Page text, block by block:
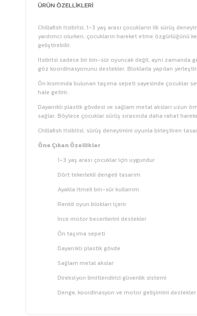
ÜRÜN ÖZELLIKLERI
Chillafish Itsibitsi, 1-3 yaş arası çocukların ilk sürüş
yardımcı olurken, çocukların hareket etme özgürlüğünü
geliştirebilir.
Itsibitsi sadece bir bin-sür oyuncak değil, aynı zamanda
göz koordinasyonunu destekler. Bloklarla yapılan
Ön kısmında bulunan taşıma sepeti sayesinde çocuklar
hale getirir.
Dayanıklı plastik gövdesi ve sağlam metal aksları uzun
sağlar. Böylece çocuklar sürüş sırasında daha rahat
Chillafish Itsibitsi, sürüş deneyimini oyunla birleştiren
Öne Çıkan Özellikler
1-3 yaş arası çocuklar için uygundur
Dört tekerlekli dengeli tasarım
Ayakla itmeli bin-sür kullanım
Renkli oyun blokları içerir
İnce motor becerilerini destekler
Ön taşıma sepeti
Dayanıklı plastik gövde
Sağlam metal akslar
Direksiyon limitlendirici güvenlik sistemi
Denge, koordinasyon ve motor gelişimini destekler